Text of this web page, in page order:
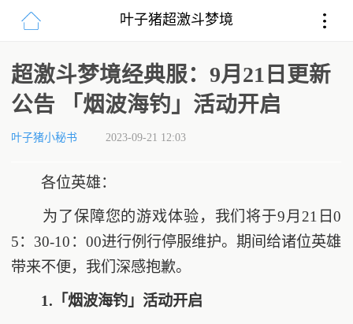
叶子猪超激斗梦境
超激斗梦境经典服：9月21日更新
公告 「烟波海钓」活动开启
叶子猪小秘书 2023-09-21 12:03
各位英雄：
为了保障您的游戏体验，我们将于9月21日0
5：30-10：00进行例行停服维护。期间给诸位英雄
带来不便，我们深感抱歉。
1.「烟波海钓」活动开启